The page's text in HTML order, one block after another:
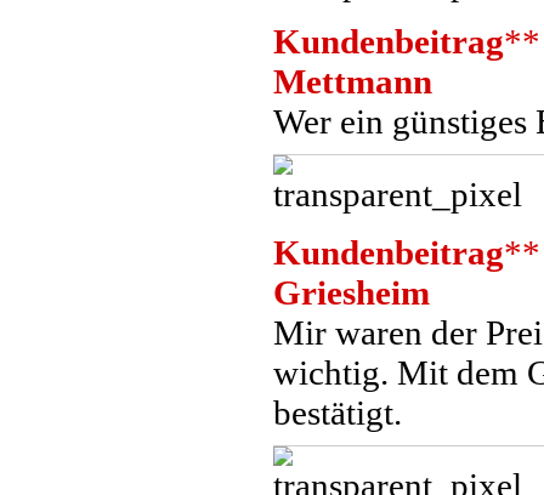
Kundenbeitrag**
Mettmann
Wer ein
Kundenbeitrag**
Griesheim
Mir waren der
wichtig. Mit dem
bestätigt.